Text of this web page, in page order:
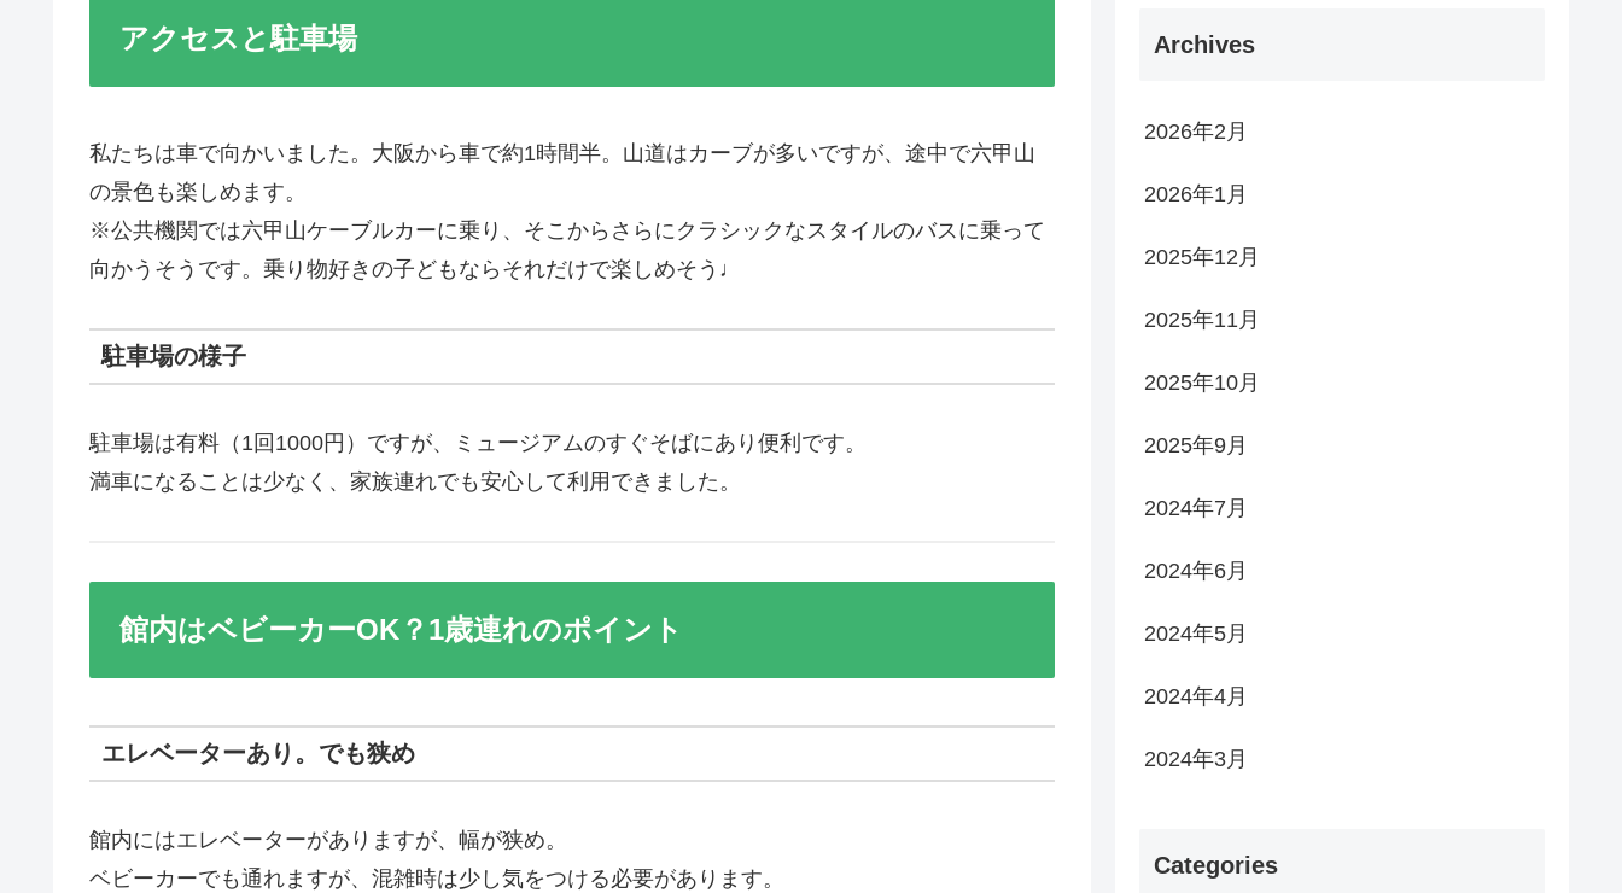
アクセスと駐車場
私たちは車で向かいました。大阪から車で約1時間半。山道はカーブが多いですが、途中で六甲山
の景色も楽しめます。
※公共機関では六甲山ケーブルカーに乗り、そこからさらにクラシックなスタイルのバスに乗って
向かうそうです。乗り物好きの子どもならそれだけで楽しめそう♩
駐車場の様子
駐車場は有料（1回1000円）ですが、ミュージアムのすぐそばにあり便利です。
満車になることは少なく、家族連れでも安心して利用できました。
館内はベビーカーOK？1歳連れのポイント
エレベーターあり。でも狭め
館内にはエレベーターがありますが、幅が狭め。
ベビーカーでも通れますが、混雑時は少し気をつける必要があります。
Archives
2026年2月
2026年1月
2025年12月
2025年11月
2025年10月
2025年9月
2024年7月
2024年6月
2024年5月
2024年4月
2024年3月
Categories